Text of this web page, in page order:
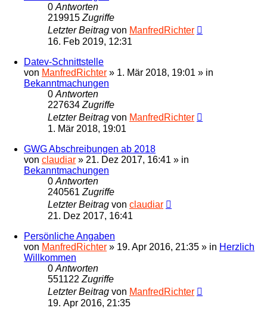
0 Antworten
219915 Zugriffe
Letzter Beitrag von ManfredRichter
16. Feb 2019, 12:31
Datev-Schnittstelle
von ManfredRichter » 1. Mär 2018, 19:01 » in
Bekanntmachungen
0 Antworten
227634 Zugriffe
Letzter Beitrag von ManfredRichter
1. Mär 2018, 19:01
GWG Abschreibungen ab 2018
von claudiar » 21. Dez 2017, 16:41 » in
Bekanntmachungen
0 Antworten
240561 Zugriffe
Letzter Beitrag von claudiar
21. Dez 2017, 16:41
Persönliche Angaben
von ManfredRichter » 19. Apr 2016, 21:35 » in Herzlich
Willkommen
0 Antworten
551122 Zugriffe
Letzter Beitrag von ManfredRichter
19. Apr 2016, 21:35